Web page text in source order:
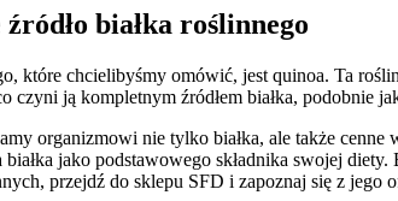
białka roślinnego
które chcielibyśmy omówić, jest quinoa. Ta
czyni ją kompletnym źródłem białka, podobnie
organizmowi nie tylko białka, ale także
białka jako podstawowego składnika swojej
przejdź do sklepu SFD i zapoznaj się z jego